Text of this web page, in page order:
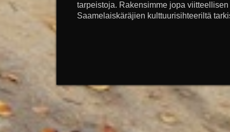
tarpeistoja. Rakensimme jopa
Saamelaiskäräjien kulttuurisihteeriltä